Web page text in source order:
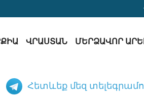
ՎՐԱՍՏԱՆ ՄԵՐՁԱՎՈՐ
Հետևեք մեզ